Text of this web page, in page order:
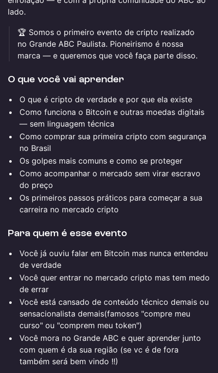
lado.
🏆 Somos o primeiro evento de cripto realizado
no Grande ABC Paulista. Pioneirismo é nossa
marca — e queremos que você faça parte disso.
O que você vai aprender
O que é cripto de verdade e por que ela existe
Como funciona o Bitcoin e outras moedas digitais
— sem linguagem técnica
Como comprar sua primeira cripto com segurança
no Brasil
Os golpes mais comuns e como se proteger
Como acompanhar o mercado sem virar escravo
do preço
Os primeiros passos práticos para começar a sua
carreira no mercado cripto
Para quem é esse evento
Você já ouviu falar em Bitcoin mas nunca entendeu
de verdade
Você quer entrar no mercado cripto mas tem medo
de errar
Você está cansado de conteúdo técnico demais ou
sensacionalista demais(famosos "compre meu
curso" ou "comprem meu token")
Você mora no Grande ABC e quer aprender junto
com quem é da sua região (se vc é de fora
também será bem vindo !!)